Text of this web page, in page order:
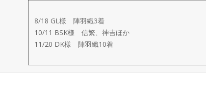
ー
メ
イ
8/18 GL様 陣羽織3着
10/11 BSK様 信繁、神吉ほか
11/20 DK様 陣羽織10着